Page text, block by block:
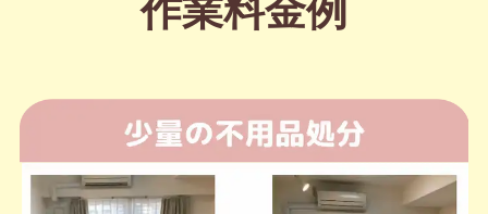
作業料金例